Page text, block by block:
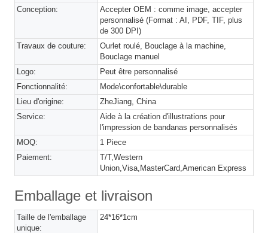
Conception:
Accepter OEM : comme image, accepter
personnalisé (Format : AI, PDF, TIF, plus
de 300 DPI)
Travaux de couture:
Ourlet roulé, Bouclage à la machine,
Bouclage manuel
Logo:
Peut être personnalisé
Fonctionnalité:
Mode\confortable\durable
Lieu d'origine:
ZheJiang, China
Service:
Aide à la création d'illustrations pour
l'impression de bandanas personnalisés
MOQ:
1 Piece
Paiement:
T/T,Western
Union,Visa,MasterCard,American Express
Emballage et livraison
Taille de l'emballage
unique:
24*16*1cm